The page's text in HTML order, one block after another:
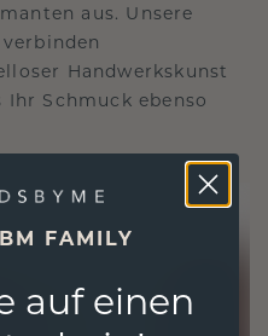
aus. Unsere
Handwerkskunst
Schmuck ebenso
FAMILY
auf einen